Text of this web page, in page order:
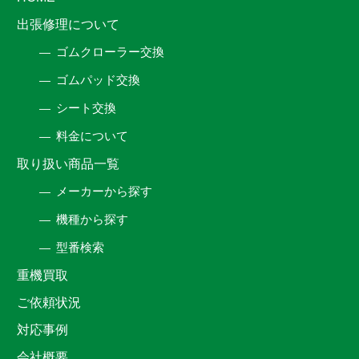
出張修理について
ゴムクローラー交換
ゴムパッド交換
シート交換
料金について
取り扱い商品一覧
メーカーから探す
機種から探す
型番検索
重機買取
ご依頼状況
対応事例